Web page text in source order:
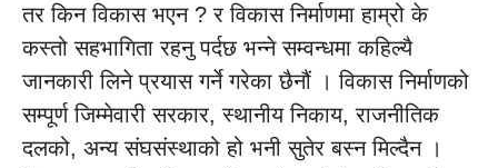
तर किन विकास भएन ? र विकास निर्माणमा हाम्रो के
कस्तो सहभागिता रहनु पर्दछ भन्ने सम्वन्धमा कहिल्यै
जानकारी लिने प्रयास गर्ने गरेका छैनौं । विकास निर्माणको
सम्पूर्ण जिम्मेवारी सरकार, स्थानीय निकाय, राजनीतिक
दलको, अन्य संघसंस्थाको हो भनी सुतेर बस्न मिल्दैन ।